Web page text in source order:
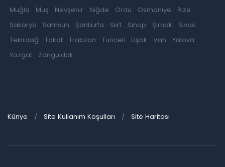
Muğla
Muş Nevşehir Niğde Ordu Osmaniye
Rize
Sakarya
Samsun Şanlıurfa Siirt Sinop Şırnak
Sivas
Tekirdağ
Tokat Trabzon Tunceli Uşak Van
Yalova
Yozgat
Zonguldak
Künye Site Kullanım Koşulları Site Haritası